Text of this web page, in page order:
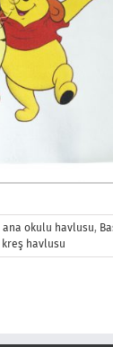
ana okulu havlusu,
kreş havlusu